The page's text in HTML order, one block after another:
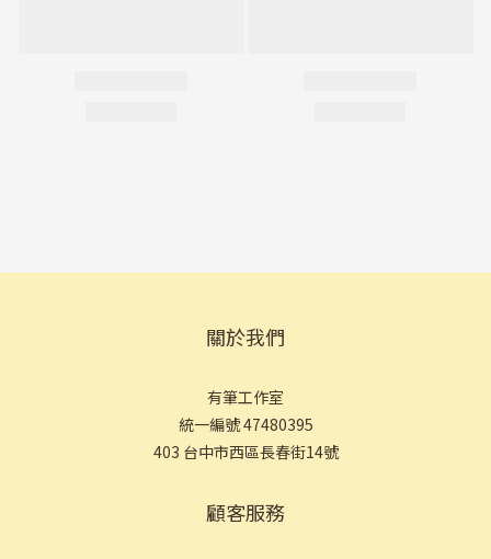
關於我們
有筆工作室
統一編號 47480395
403 台中市西區長春街14號
顧客服務